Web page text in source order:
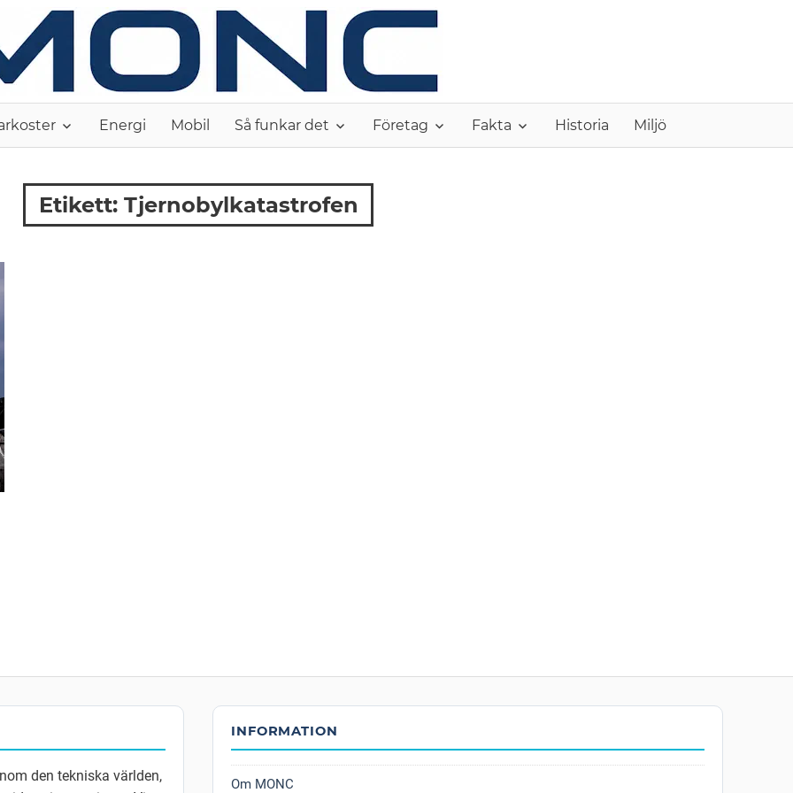
Energi Mobil Så funkar det Företag Fakta Historia Miljö
Etikett: Tjernobylkatastrofen
den tekniska världen,
INFORMATION
Om MONC